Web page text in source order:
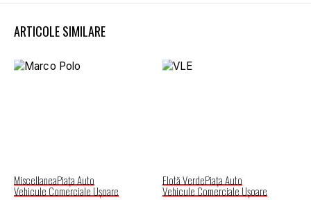
ARTICOLE SIMILARE
MiscellaneaPiaţa Auto
Vehicule Comerciale Uşoare
Flotă VerdePiaţa Auto
Vehicule Comerciale Uşoare